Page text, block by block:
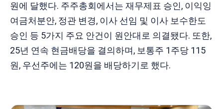
원에 달했다. 주주총회에서는 재무제표 승인, 이익잉
여금처분안, 정관 변경, 이사 선임 및 이사 보수한도
승인 등 5가지 주요 안건이 원안대로 의결됐다. 또한,
25년 연속 현금배당을 결의하며, 보통주 1주당 115
원, 우선주에는 120원을 배당하기로 했다.